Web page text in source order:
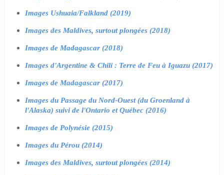
Images Ushuaia/Falkland (2019)
Images des Maldives, surtout plongées (2018)
Images de Madagascar (2018)
Images d'Argentine & Chili : Terre de Feu à Iguazu (2017)
Images de Madagascar (2017)
Images du Passage du Nord-Ouest (du Groenland à
l'Alaska) suivi de l'Ontario et Québec (2016)
Images de Polynésie (2015)
Images du Pérou (2014)
Images des Maldives, surtout plongées (2014)